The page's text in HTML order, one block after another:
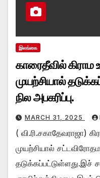
இலங்கை
காரைதீவில்
முயற்சியால்
நில அபகரிப்பு.
MARCH 31, 2025
( வி.ரி.சகாதேவராஜா)
முயற்சியால்
தடுக்கப்பட்டுள்ளது.இச்